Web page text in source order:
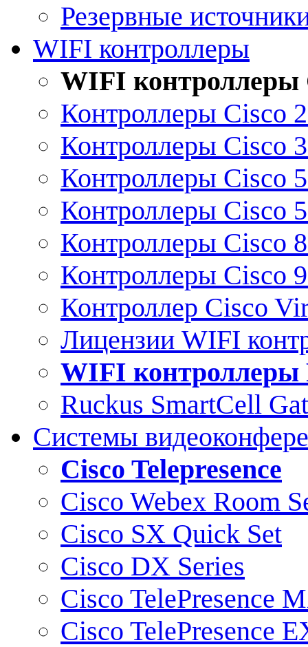
Резервные
WIFI контроллеры
WIFI контроллеры
Контроллеры Cisco
Контроллеры Cisco
Контроллеры Cisco
Контроллеры Cisco
Контроллеры Cisco
Контроллеры Cisco
Контроллер Cisco
Лицензии WIFI
WIFI контроллеры
Ruckus SmartCell
Системы
Cisco Telepresence
Cisco Webex Room
Cisco SX Quick Set
Cisco DX Series
Cisco TelePresence
Cisco TelePresence